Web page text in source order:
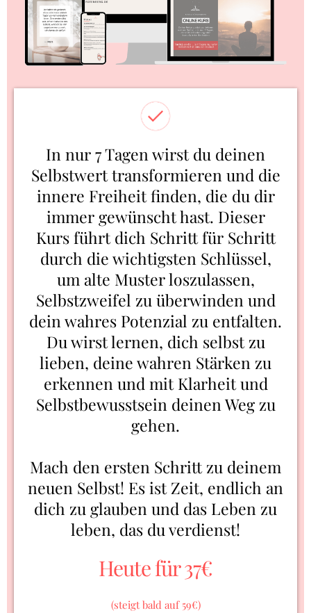
In nur 7 Tagen wirst du deinen
Selbstwert transformieren und die
innere Freiheit finden, die du dir
immer gewünscht hast. Dieser
Kurs führt dich Schritt für Schritt
durch die wichtigsten Schlüssel,
um alte Muster loszulassen,
Selbstzweifel zu überwinden und
dein wahres Potenzial zu entfalten.
Du wirst lernen, dich selbst zu
lieben, deine wahren Stärken zu
erkennen und mit Klarheit und
Selbstbewusstsein deinen Weg zu
gehen.
Mach den ersten Schritt zu deinem
neuen Selbst! Es ist Zeit, endlich an
dich zu glauben und das Leben zu
leben, das du verdienst!
Heute für 37€
(steigt bald auf 59€)